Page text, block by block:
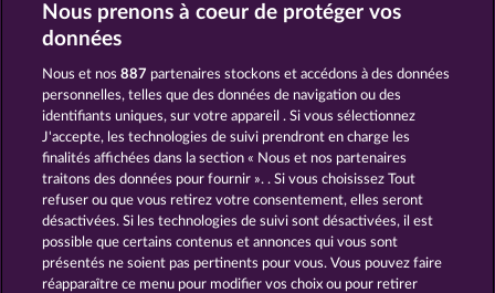
SIMPLY THE BEST
GOLDEN EI OF
MOORHUHN
FOREVER
DIAMONDS
Voir tous les jeux
Nous prenons à coeur de protéger vos
données
Nous et nos887 partenaires stockons et accédons à des données
personnelles, telles que des données de navigation ou des
identifiants uniques, sur votre appareil . Si vous sélectionnez
J'accepte, les technologies de suivi prendront en charge les
finalités affichées dans la section « Nous et nos partenaires
traitons des données pour fournir ». . Si vous choisissez Tout
refuser ou que vous retirez votre consentement, elles seront
désactivées. Si les technologies de suivi sont désactivées, il est
possible que certains contenus et annonces qui vous sont
présentés ne soient pas pertinents pour vous. Vous pouvez faire
réapparaître ce menu pour modifier vos choix ou pour retirer